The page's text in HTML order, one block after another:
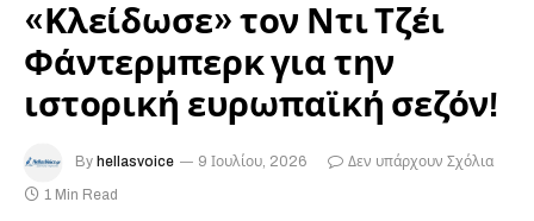
«Κλείδωσε» τον Ντι Τζέι
Φάντερμπερκ για την
ιστορική ευρωπαϊκή σεζόν!
By hellasvoice 9 Ιουλίου, 2026
Δεν υπάρχουν Σχόλια
1 Min Read